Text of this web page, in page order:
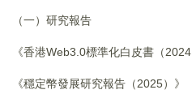
（一）研究報告
《香港Web3.0標準化白皮書（2024
《穩定幣發展研究報告（2025）》